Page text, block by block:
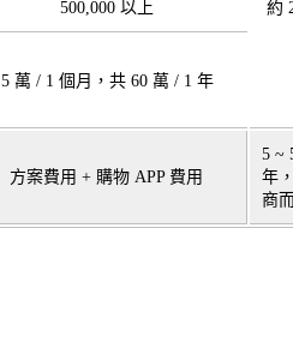
約
500,000 以上
5 萬 / 1 個月，共 60 萬 / 1 年
方案費用 + 購物 APP 費用
5 ~
年
商